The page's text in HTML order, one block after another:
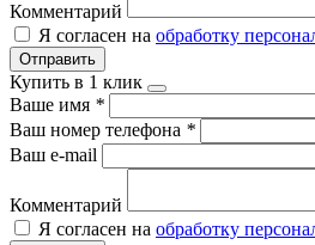
Комментарий
Я согласен на обработку
Отправить
Купить в 1 клик
Ваше имя *
Ваш номер телефона *
Ваш e-mail
Комментарий
Я согласен на обработку